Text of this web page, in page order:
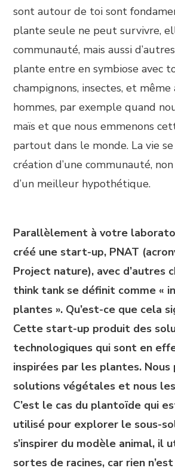
sont autour de toi sont
plante seule ne peut survivre,
communauté, mais aussi
plante entre en symbiose avec
champignons, insectes, et même
hommes, par exemple quand
maïs et que nous emmenons
partout dans le monde. La vie
création d’une communauté,
d’un meilleur hypothétique.
Parallèlement à votre
créé une start-up, PNAT
Project nature), avec d’autres
think tank se définit comme «
plantes ». Qu’est-ce que cela
Cette start-up produit des
technologiques qui sont en
inspirées par les plantes. Nous
solutions végétales et nous
C’est le cas du plantoïde qui
utilisé pour explorer le sous-
s’inspirer du modèle animal, il
sortes de racines, car rien